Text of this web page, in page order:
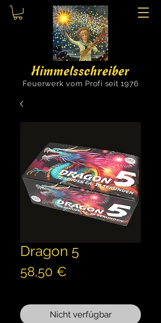
Himmelsschreiber
Feuerwerk vom Profi seit 1976
Dragon 5
58,50 €
Nicht verfügbar